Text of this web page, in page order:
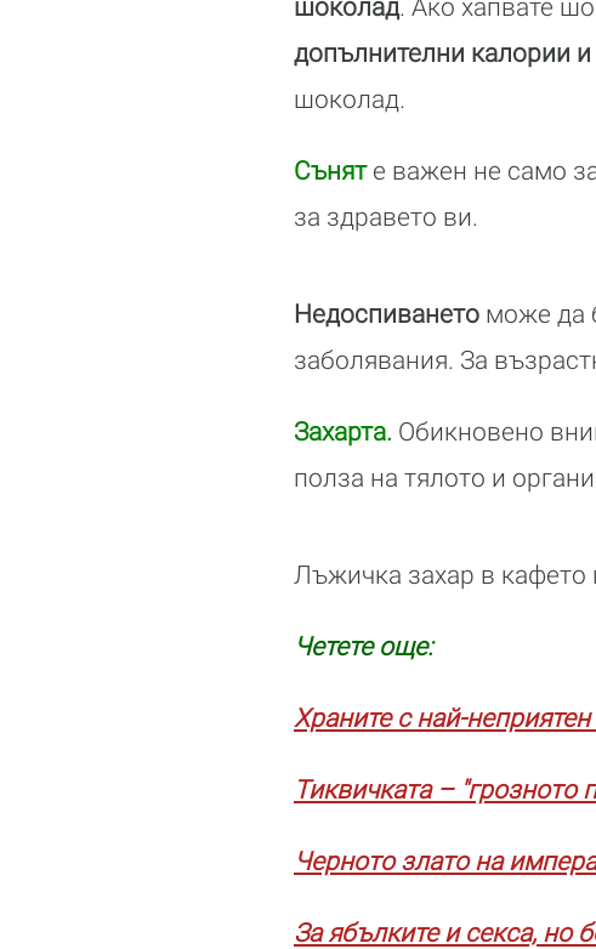
шоколад. Ако хапвате
допълнителни калории и
шоколад.
Съняте важен не само
за здравето ви.
Недоспиването може да
заболявания. За
Захарта. Обикновено
полза на тялото и
Лъжичка захар в кафето
Четете още:
Храните с най-
Тиквичката – "грозното
Черното злато на
За ябълките и секса, но